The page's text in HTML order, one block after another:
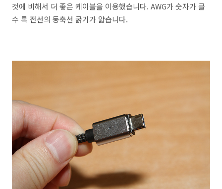
것에 비해서 더 좋은 케이블을 이용했습니다. AWG가 숫자가 클
수 록 전선의 동축선 굵기가 얇습니다.